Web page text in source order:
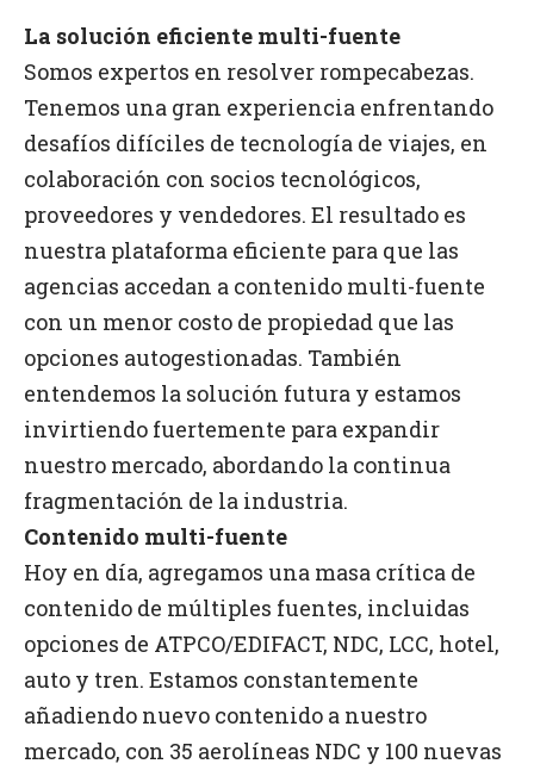
La solución eficiente multi-fuente
Somos expertos en resolver rompecabezas.
Tenemos una gran experiencia enfrentando
desafíos difíciles de tecnología de viajes, en
colaboración con socios tecnológicos,
proveedores y vendedores. El resultado es
nuestra plataforma eficiente para que las
agencias accedan a contenido multi-fuente
con un menor costo de propiedad que las
opciones autogestionadas. También
entendemos la solución futura y estamos
invirtiendo fuertemente para expandir
nuestro mercado, abordando la continua
fragmentación de la industria.
Contenido multi-fuente
Hoy en día, agregamos una masa crítica de
contenido de múltiples fuentes, incluidas
opciones de ATPCO/EDIFACT, NDC, LCC, hotel,
auto y tren. Estamos constantemente
añadiendo nuevo contenido a nuestro
mercado, con 35 aerolíneas NDC y 100 nuevas